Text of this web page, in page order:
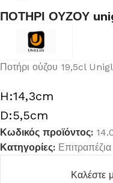
ΠΟΤΗΡΙ ΟΥΖΟΥ
Ποτήρι ούζου 19,5cl
H:14,3cm
D:5,5cm
Κωδικός προϊόντος:
Κατηγορίες:
Καλέστε